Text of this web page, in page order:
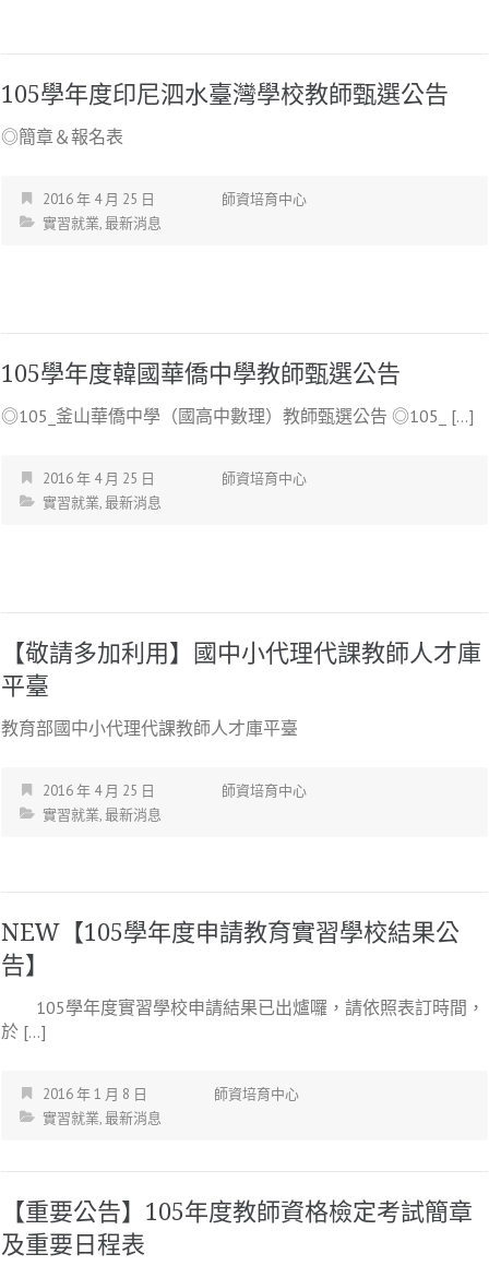
105學年度印尼泗水臺灣學校教師甄選公告
◎簡章＆報名表
2016 年 4 月 25 日
師資培育中心
實習就業,最新消息
105學年度韓國華僑中學教師甄選公告
◎105_釜山華僑中學（國高中數理）教師甄選公告 ◎105_ […]
2016 年 4 月 25 日
師資培育中心
實習就業,最新消息
【敬請多加利用】國中小代理代課教師人才庫
平臺
教育部國中小代理代課教師人才庫平臺
2016 年 4 月 25 日
師資培育中心
實習就業,最新消息
NEW【105學年度申請教育實習學校結果公
告】
105學年度實習學校申請結果已出爐囉，請依照表訂時間，
於 […]
2016 年 1 月 8 日
師資培育中心
實習就業,最新消息
【重要公告】105年度教師資格檢定考試簡章
及重要日程表